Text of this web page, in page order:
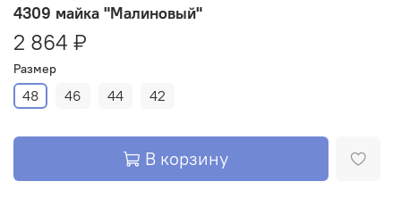
4309 майка "Малиновый"
2 864 ₽
Размер
48 46 44 42
В корзину